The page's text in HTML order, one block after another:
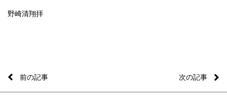
野崎清翔拝
前の記事 次の記事